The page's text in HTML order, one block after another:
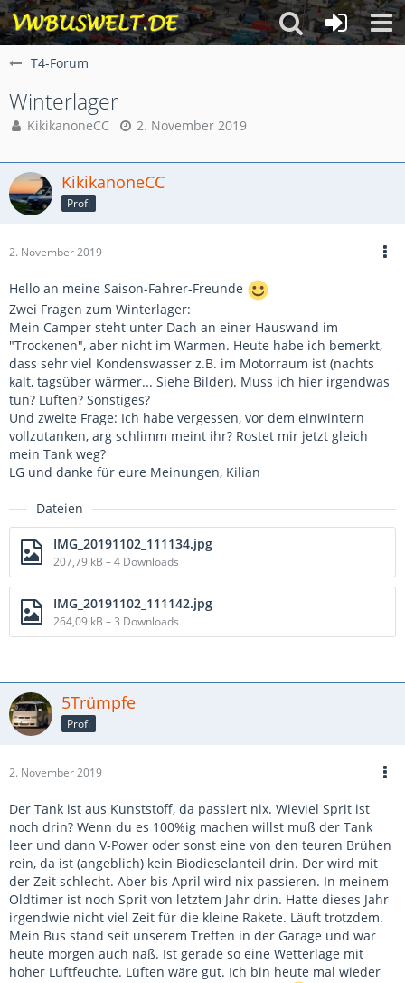
T4-Forum
Winterlager
KikikanoneCC 2. November 2019
KikikanoneCC
Profi
2. November 2019
Hello an meine Saison-Fahrer-Freunde
Zwei Fragen zum Winterlager:
Mein Camper steht unter Dach an einer Hauswand im
"Trockenen", aber nicht im Warmen. Heute habe ich bemerkt,
dass sehr viel Kondenswasser z.B. im Motorraum ist (nachts
kalt, tagsüber wärmer... Siehe Bilder). Muss ich hier irgendwas
tun? Lüften? Sonstiges?
Und zweite Frage: Ich habe vergessen, vor dem einwintern
vollzutanken, arg schlimm meint ihr? Rostet mir jetzt gleich
mein Tank weg?
LG und danke für eure Meinungen, Kilian
Dateien
IMG_20191102_111134.jpg
207,79 kB – 4 Downloads
IMG_20191102_111142.jpg
264,09 kB – 3 Downloads
5Trümpfe
Profi
2. November 2019
Der Tank ist aus Kunststoff, da passiert nix. Wieviel Sprit ist
noch drin? Wenn du es 100%ig machen willst muß der Tank
leer und dann V-Power oder sonst eine von den teuren Brühen
rein, da ist (angeblich) kein Biodieselanteil drin. Der wird mit
der Zeit schlecht. Aber bis April wird nix passieren. In meinem
Oldtimer ist noch Sprit von letztem Jahr drin. Hatte dieses Jahr
irgendwie nicht viel Zeit für die kleine Rakete. Läuft trotzdem.
Mein Bus stand seit unserem Treffen in der Garage und war
heute morgen auch naß. Ist gerade so eine Wetterlage mit
hoher Luftfeuchte. Lüften wäre gut. Ich bin heute mal wieder